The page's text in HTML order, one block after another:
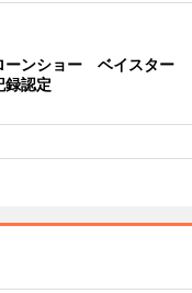
ーンショー ベイスター
録認定